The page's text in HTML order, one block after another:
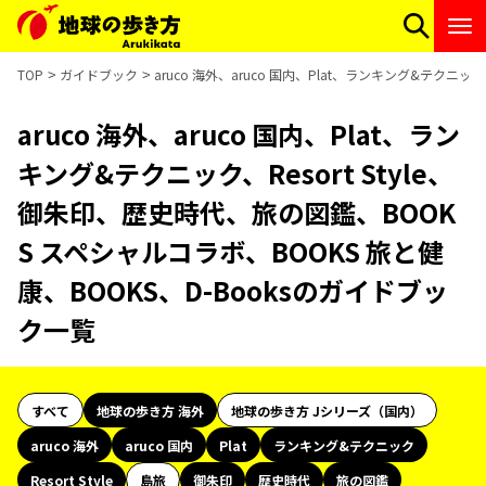
TOP ガイドブック aruco 海外、aruco 国内、Plat、ランキング&テクニッ
aruco 海外、aruco 国内、Plat、ラン
キング&テクニック、Resort Style、
御朱印、歴史時代、旅の図鑑、BOOK
S スペシャルコラボ、BOOKS 旅と健
康、BOOKS、D-Booksのガイドブッ
ク一覧
すべて 地球の歩き方 海外
地球の歩き方 Jシリーズ（国内）
aruco 海外
aruco 国内 Plat
ランキング&テクニック
Resort Style
島旅 御朱印 歴史時代 旅の図鑑